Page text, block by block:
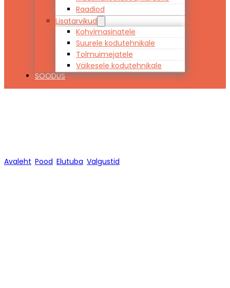
Raadiod
Lisatarvikud
Kohvimasinatele
Suurele kodutehnikale
Tolmuimejatele
Väikesele kodutehnikale
SOODUS
Avaleht Pood Elutuba Valgustid